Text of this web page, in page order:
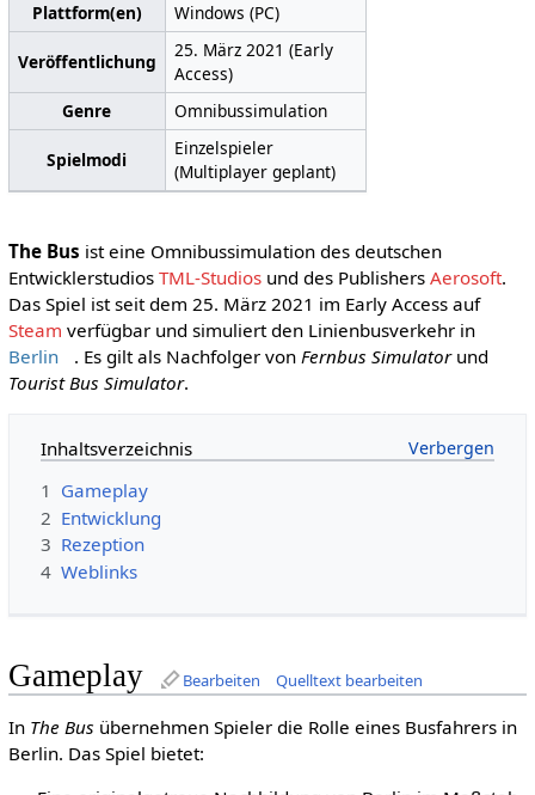
Plattform(en)
Windows (PC)
Veröffentlichung
25. März 2021 (Early
Access)
Genre
Omnibussimulation
Spielmodi
Einzelspieler
(Multiplayer geplant)
The Bus ist eine Omnibussimulation des deutschen
Entwicklerstudios TML-Studiosund des Publishers Aerosoft.
Das Spiel ist seit dem 25. März 2021 im Early Access auf
Steam verfügbar und simuliert den Linienbusverkehr in
Berlin
. Es gilt als Nachfolger von Fernbus Simulatorund
Tourist Bus Simulator.
Inhaltsverzeichnis
1 Gameplay
2 Entwicklung
3 Rezeption
4 Weblinks
Gameplay Bearbeiten Quelltext bearbeiten
In The Bus übernehmen Spieler die Rolle eines Busfahrers in
Berlin. Das Spiel bietet: